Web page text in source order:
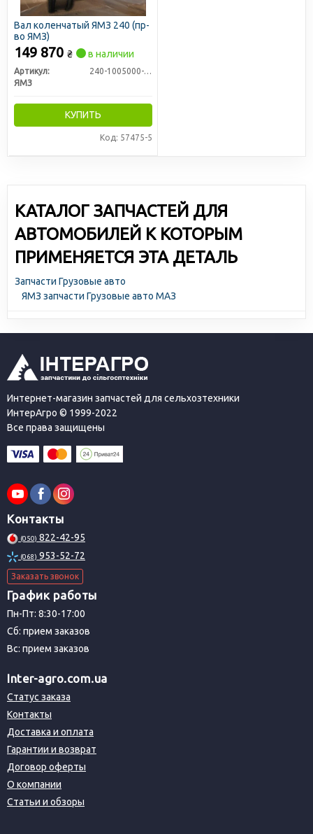
Вал коленчатый ЯМЗ 240 (пр-
во ЯМЗ)
149 870 ₴ в наличии
Артикул:
240-1005000-А2
ЯМЗ
КУПИТЬ
Код: 57475-5
КАТАЛОГ ЗАПЧАСТЕЙ ДЛЯ
АВТОМОБИЛЕЙ К КОТОРЫМ
ПРИМЕНЯЕТСЯ ЭТА ДЕТАЛЬ
Запчасти Грузовые авто
ЯМЗ запчасти Грузовые авто МАЗ
Интернет-магазин запчастей для сельхозтехники
ИнтерАгро © 1999-2022
Все права защищены
Контакты
(050) 822-42-95
(068) 953-52-72
Заказать звонок
График работы
Пн-Пт: 8:30-17:00
Сб: прием заказов
Вс: прием заказов
Inter-agro.com.ua
Статус заказа
Контакты
Доставка и оплата
Гарантии и возврат
Договор оферты
О компании
Статьи и обзоры